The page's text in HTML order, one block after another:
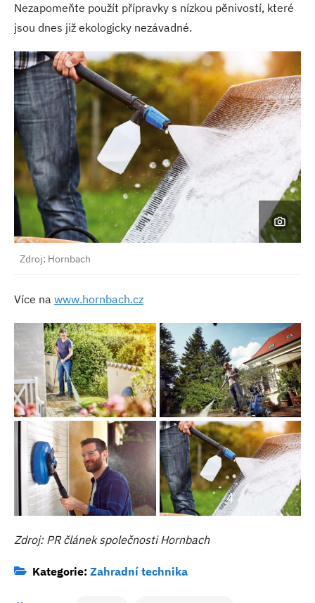
Nezapomeňte použít přípravky s nízkou pěnivostí, které
jsou dnes již ekologicky nezávadné.
Zdroj: Hornbach
Více na www.hornbach.cz
4
Zdroj: PR článek společnosti Hornbach
Kategorie: Zahradní technika